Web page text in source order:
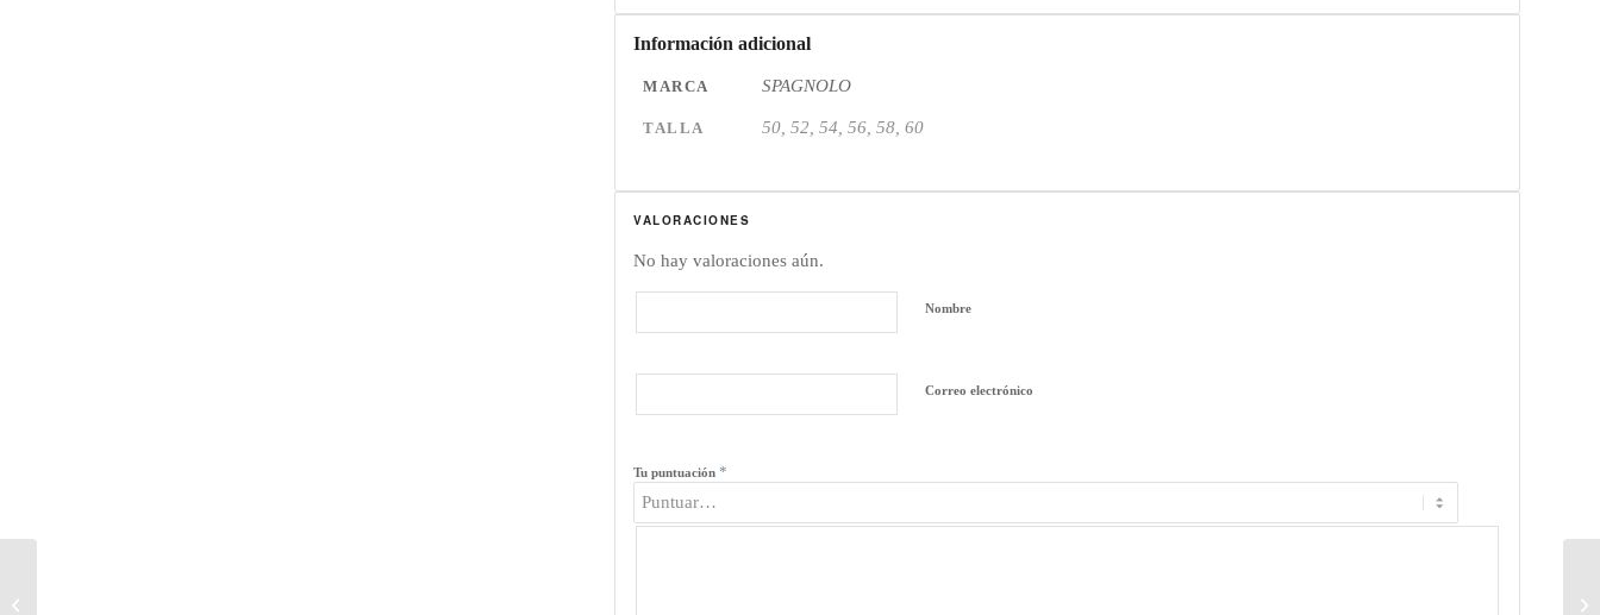
Información adicional
MARCA SPAGNOLO
TALLA 50, 52, 54, 56, 58, 60
VALORACIONES
No hay valoraciones aún.
Nombre
Correo electrónico
Tu puntuación*